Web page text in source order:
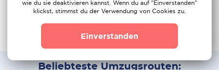
Beliebteste Umzugsrouten:
wie du sie deaktivieren kannst. Wenn du auf "Einverstanden"
klickst, stimmst du der Verwendung von Cookies zu.
Einverstanden